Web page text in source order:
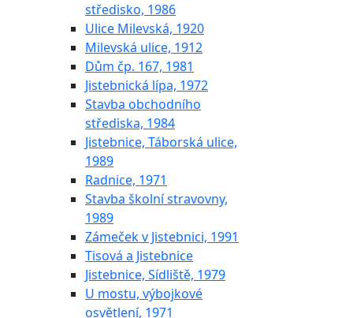
středisko, 1986
Ulice Milevská, 1920
Milevská ulice, 1912
Dům čp. 167, 1981
Jistebnická lípa, 1972
Stavba obchodního
střediska, 1984
Jistebnice, Táborská ulice,
1989
Radnice, 1971
Stavba školní stravovny,
1989
Zámeček v Jistebnici, 1991
Tisová a Jistebnice
Jistebnice, Sídliště, 1979
U mostu, výbojkové
osvětlení, 1971